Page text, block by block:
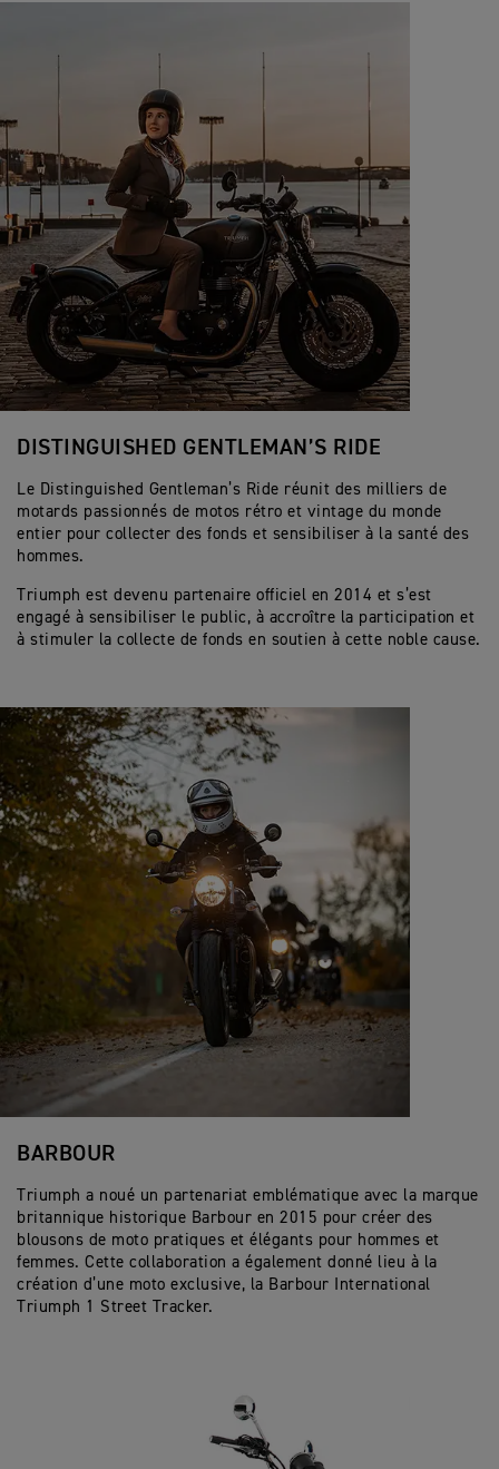
DISTINGUISHED GENTLEMAN’S RIDE
Le Distinguished Gentleman’s Ride réunit des milliers de
motards passionnés de motos rétro et vintage du monde
entier pour collecter des fonds et sensibiliser à la santé des
hommes.
Triumph est devenu partenaire officiel en 2014 et s’est
engagé à sensibiliser le public, à accroître la participation et
à stimuler la collecte de fonds en soutien à cette noble cause.
BARBOUR
Triumph a noué un partenariat emblématique avec la marque
britannique historique Barbour en 2015 pour créer des
blousons de moto pratiques et élégants pour hommes et
femmes. Cette collaboration a également donné lieu à la
création d’une moto exclusive, la Barbour International
Triumph 1 Street Tracker.